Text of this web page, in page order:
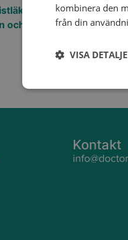
ta hand om din
och boka tid redan idag!
Kontakt
kombinera den
från din
VISA